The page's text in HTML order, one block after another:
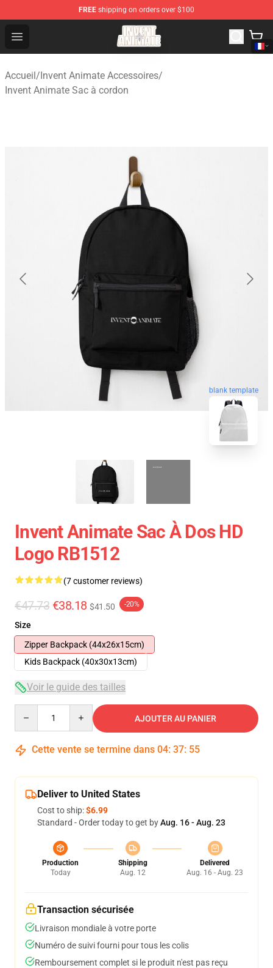
FREE shipping on orders over $100
Open menu
Invent Animate Shop - Official Invent Animate
Accueil/Invent Animate Accessoires/
Invent Animate Sac à cordon
blank template
Invent Animate Sac À Dos HD
Logo RB1512
(7 customer reviews)
€47.73 €38.18 $41.50 -20%
Size
Zipper Backpack (44x26x15cm)
Kids Backpack (40x30x13cm)
Voir le guide des tailles
AJOUTER AU PANIER
Cette vente se termine dans 04: 37: 54
Deliver to United States
Cost to ship:$6.99
Standard - Order today to get byAug. 16 - Aug. 23
Production
Today
Shipping
Aug. 12
Delivered
Aug. 16 - Aug. 23
Transaction sécurisée
Livraison mondiale à votre porte
Numéro de suivi fourni pour tous les colis
Remboursement complet si le produit n'est pas reçu